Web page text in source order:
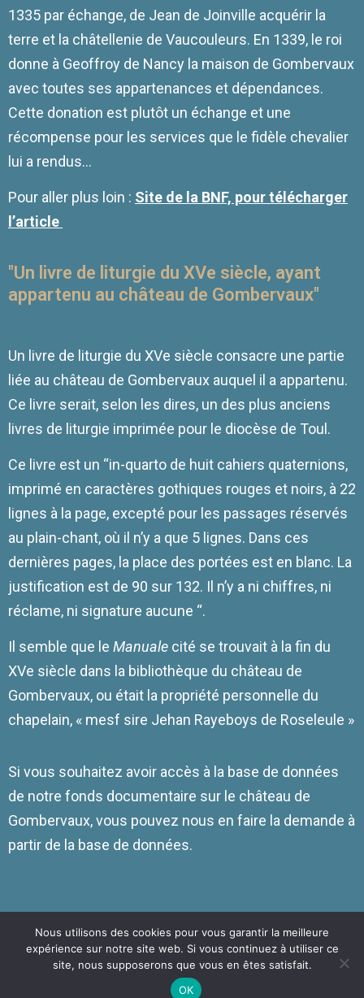
1335 par échange, de Jean de Joinville acquérir la
terre et la châtellenie de Vaucouleurs. En 1339, le roi
donne à Geoffroy de Nancy la maison de Gombervaux
avec toutes ses appartenances et dépendances.
Cette donation est plutôt un échange et une
récompense pour les services que le fidèle chevalier
lui a rendus…
Pour aller plus loin : Site de la BNF, pour télécharger
l’article
"Un livre de liturgie du XVe siècle, ayant
appartenu au château de Gombervaux"
Un livre de liturgie du XVe siècle consacre une partie
liée au château de Gombervaux auquel il a appartenu.
Ce livre serait, selon les dires, un des plus anciens
livres de liturgie imprimée pour le diocèse de Toul.
Ce livre est un “in-quarto de huit cahiers quaternions,
imprimé en caractères gothiques rouges et noirs, à 22
lignes à la page, excepté pour les passages réservés
au plain-chant, où il n’y a que 5 lignes. Dans ces
dernières pages, la place des portées est en blanc. La
justification est de 90 sur 132. Il n’y a ni chiffres, ni
réclame, ni signature aucune “.
Il semble que le Manuale cité se trouvait à la fin du
XVe siècle dans la bibliothèque du château de
Gombervaux, ou était la propriété personnelle du
chapelain, « mesf sire Jehan Rayeboys de Roseleule »
Si vous souhaitez avoir accès à la base de données
de notre fonds documentaire sur le château de
Gombervaux, vous pouvez nous en faire la demande à
partir de la base de données.
Copyright © 2026Association Gombervaux Politique De
MusicFocus By
Nous utilisons des cookies pour vous garantir la meilleure
expérience sur notre site web. Si vous continuez à utiliser ce
site, nous supposerons que vous en êtes satisfait.
OK